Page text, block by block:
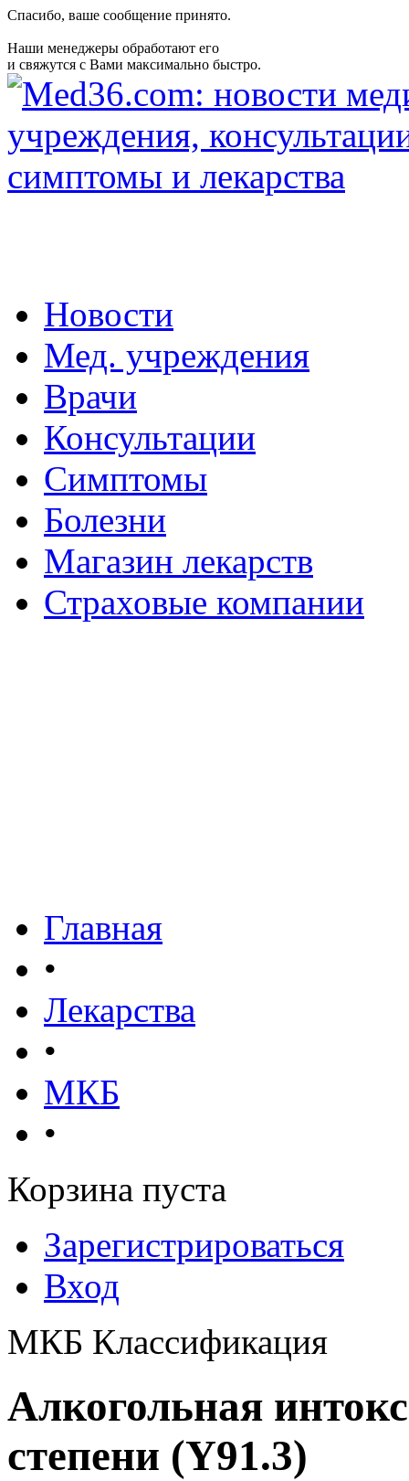
Спасибо, ваше сообщение принято.
Наши менеджеры обработают его
и свяжутся с Вами максимально быстро.
Новости
Мед. учреждения
Врачи
Консультации
Симптомы
Болезни
Магазин лекарств
Страховые компании
Главная
•
Лекарства
•
МКБ
•
Корзина пуста
Зарегистрироваться
Вход
МКБ Классификация
Алкогольная
степени (Y91.3)